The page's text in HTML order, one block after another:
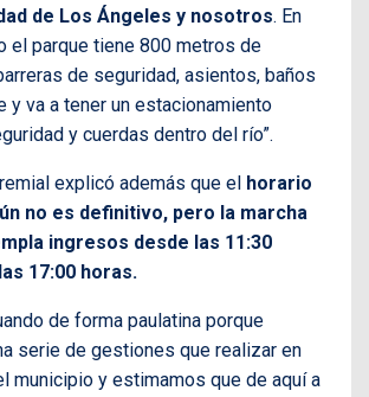
de Los Ángeles y nosotros. En
el parque tiene 800 metros de
de seguridad, asientos, baños
y va a tener un estacionamiento
y cuerdas dentro del río”.
explicó además que el horario
no es definitivo, pero la marcha
ingresos desde las 11:30
17:00 horas.
de forma paulatina porque
serie de gestiones que realizar en
municipio y estimamos que de aquí a